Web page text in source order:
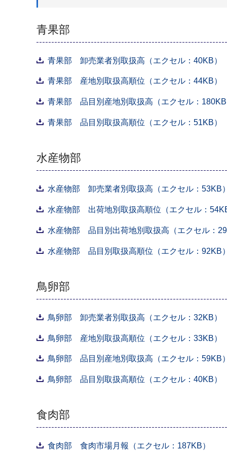
青果部
青果部 卸売業者別取扱高（エクセル：40KB）
青果部 産地別取扱高順位（エクセル：44KB）
青果部 品目別産地別取扱高（エクセル：180KB
青果部 品目別取扱高順位（エクセル：51KB）
水産物部
水産物部 卸売業者別取扱高（エクセル：53KB）
水産物部 出荷地別取扱高順位（エクセル：
水産物部 品目別出荷地別取扱高（エクセル：
水産物部 品目別取扱高順位（エクセル：92KB）
鳥卵部
鳥卵部 卸売業者別取扱高（エクセル：32KB）
鳥卵部 産地別取扱高順位（エクセル：33KB）
鳥卵部 品目別産地別取扱高（エクセル：59KB）
鳥卵部 品目別取扱高順位（エクセル：40KB）
食肉部
食肉部 食肉市場月報（エクセル：187KB）